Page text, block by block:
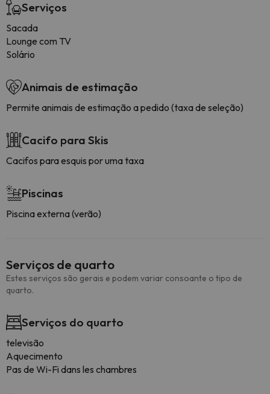
Serviços
Sacada
Lounge com TV
Solário
Animais de estimação
Permite animais de estimação a pedido (taxa de seleção)
Cacifo para Skis
Cacifos para esquis por uma taxa
Piscinas
Piscina externa (verão)
Serviços de quarto
Estes serviços são gerais e podem variar consoante o tipo de
quarto.
Serviços do quarto
televisão
Aquecimento
Pas de Wi-Fi dans les chambres